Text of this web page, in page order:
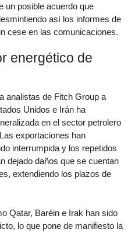
un posible acuerdo que
así los informes de
cese en las comunicaciones.
energético de
analistas de Fitch Group a
Unidos e Irán ha
en el sector petrolero
exportaciones han
interrumpida y los repetidos
dejado daños que se cuentan
extendiendo los plazos de
Qatar, Baréin e Irak han sido
lo que pone de manifiesto la